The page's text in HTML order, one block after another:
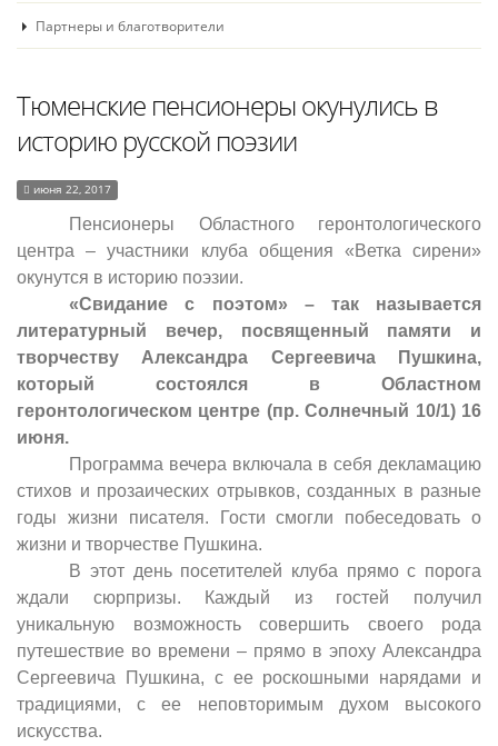
Партнеры и благотворители
Тюменские пенсионеры окунулись в
историю русской поэзии
июня 22, 2017
Пенсионеры Областного геронтологического
центра – участники клуба общения «Ветка сирени»
окунутся в историю поэзии.
«Свидание с поэтом» – так называется
литературный вечер, посвященный памяти и
творчеству Александра Сергеевича Пушкина,
который состоялся в Областном
геронтологическом центре (пр. Солнечный 10/1) 16
июня.
Программа вечера включала в себя декламацию
стихов и прозаических отрывков, созданных в разные
годы жизни писателя. Гости смогли побеседовать о
жизни и творчестве Пушкина.
В этот день посетителей клуба прямо с порога
ждали сюрпризы. Каждый из гостей получил
уникальную возможность совершить своего рода
путешествие во времени – прямо в эпоху Александра
Сергеевича Пушкина, с ее роскошными нарядами и
традициями, с ее неповторимым духом высокого
искусства.